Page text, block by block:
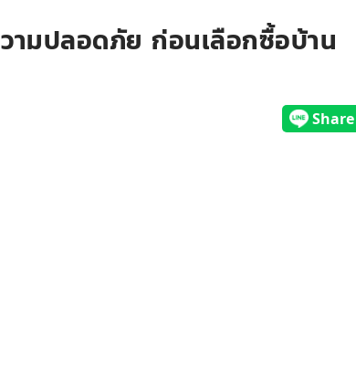
ามปลอดภัย ก่อนเลือกซื้อบ้าน